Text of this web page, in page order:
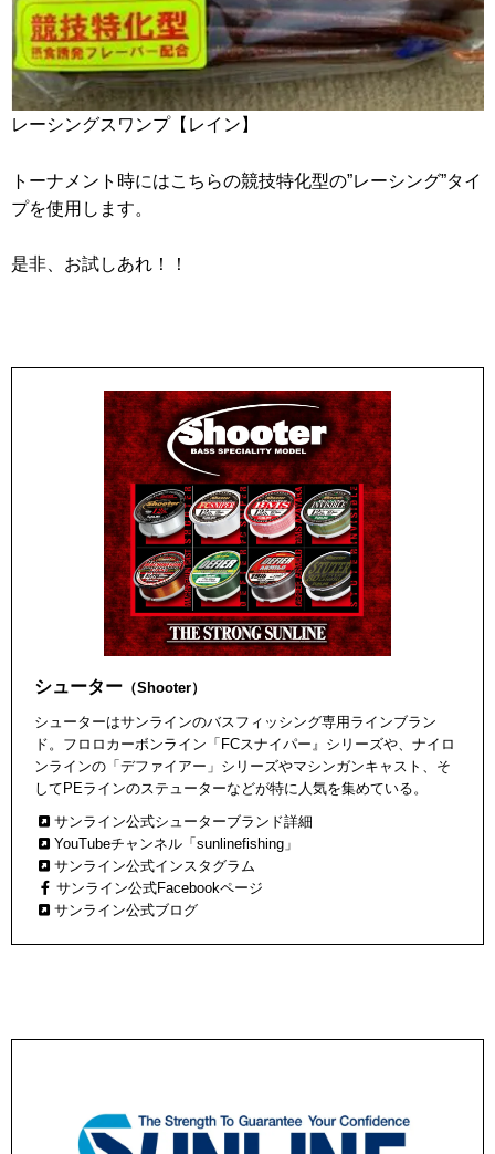
レーシングスワンプ【レイン】
トーナメント時にはこちらの競技特化型の”レーシング”タイ
プを使用します。
是非、お試しあれ！！
シューター （Shooter）
シューターはサンラインのバスフィッシング専用ラインブラン
ド。フロロカーボンライン「FCスナイパー』シリーズや、ナイロ
ンラインの「デファイアー」シリーズやマシンガンキャスト、そ
してPEラインのステューターなどが特に人気を集めている。
サンライン公式シューターブランド詳細
YouTubeチャンネル「sunlinefishing」
サンライン公式インスタグラム
サンライン公式Facebookページ
サンライン公式ブログ